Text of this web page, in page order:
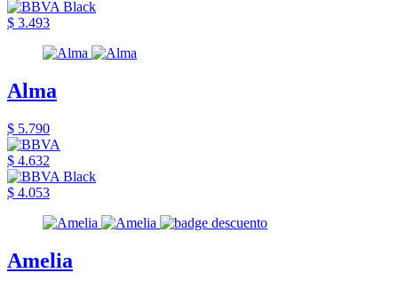
$ 3.493
Alma
$ 5.790
$ 4.632
$ 4.053
Amelia